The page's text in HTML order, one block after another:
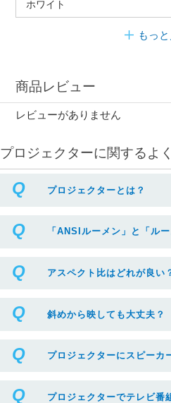
ホワイト
もっ
商品レビュー
レビューがありません
プロジェクターに関するよ
プロジェクターとは？
「ANSIルーメン」と「ル
アスペクト比はどれが良い
斜めから映しても大丈夫？
プロジェクターにスピーカ
プロジェクターでテレビ番